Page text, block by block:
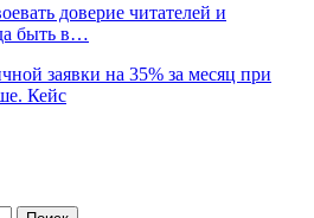
доверие читателей и
быть в…
заявки на 35% за месяц при
Кейс